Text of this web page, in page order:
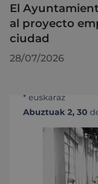
El
al proyecto
ciudad
28/07/2026